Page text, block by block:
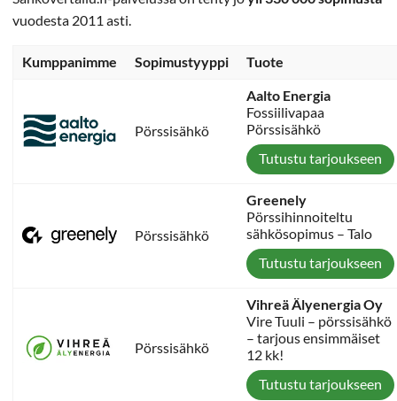
vuodesta 2011 asti.
Kumppanimme Sopimustyyppi Tuote
Pörssisähkö
Aalto Energia
Fossiilivapaa
Pörssisähkö
Tutustu tarjoukseen
Pörssisähkö
Greenely
Pörssihinnoiteltu
sähkösopimus – Talo
Tutustu tarjoukseen
Pörssisähkö
Vihreä Älyenergia Oy
Vire Tuuli – pörssisähkö
– tarjous ensimmäiset
12 kk!
Tutustu tarjoukseen